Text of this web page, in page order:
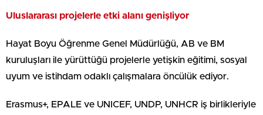
Uluslararası projelerle etki alanı genişliyor
Hayat Boyu Öğrenme Genel Müdürlüğü, AB ve BM
kuruluşları ile yürüttüğü projelerle yetişkin eğitimi, sosyal
uyum ve istihdam odaklı çalışmalara öncülük ediyor.
Erasmus+, EPALE ve UNICEF, UNDP, UNHCR iş birlikleriyle